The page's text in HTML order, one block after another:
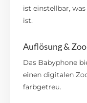
ist einstellbar,
ist.
Auflösung &
Das Babyphone
einen digitalen
farbgetreu.